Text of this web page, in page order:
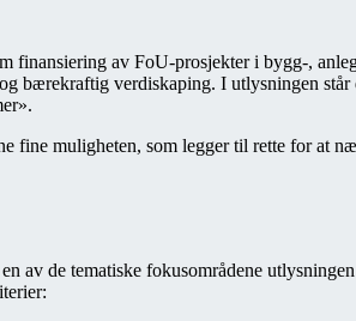
finansiering av FoU-prosjekter i bygg-,
bærekraftig verdiskaping. I utlysningen
fine muligheten, som legger til rette for at
av de tematiske fokusområdene